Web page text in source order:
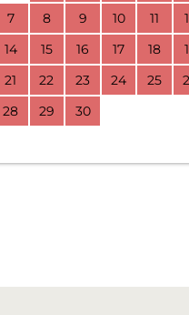
7
8 9 10 11
14
15 16 17 18
21
22 23 24 25
28
29 30